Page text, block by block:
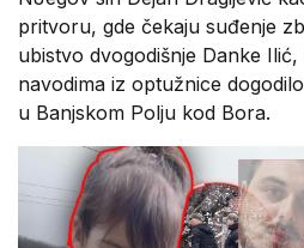
pritvoru, gde čekaju suđenje
ubistvo dvogodišnje Danke
navodima iz optužnice
u Banjskom Polju kod Bora.